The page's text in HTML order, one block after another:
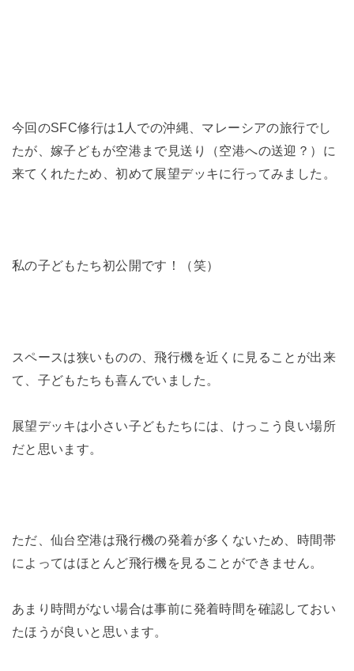
今回のSFC修行は1人での沖縄、マレーシアの旅行でし
たが、嫁子どもが空港まで見送り（空港への送迎？）に
来てくれたため、初めて展望デッキに行ってみました。
私の子どもたち初公開です！（笑）
スペースは狭いものの、飛行機を近くに見ることが出来
て、子どもたちも喜んでいました。
展望デッキは小さい子どもたちには、けっこう良い場所
だと思います。
ただ、仙台空港は飛行機の発着が多くないため、時間帯
によってはほとんど飛行機を見ることができません。
あまり時間がない場合は事前に発着時間を確認しておい
たほうが良いと思います。